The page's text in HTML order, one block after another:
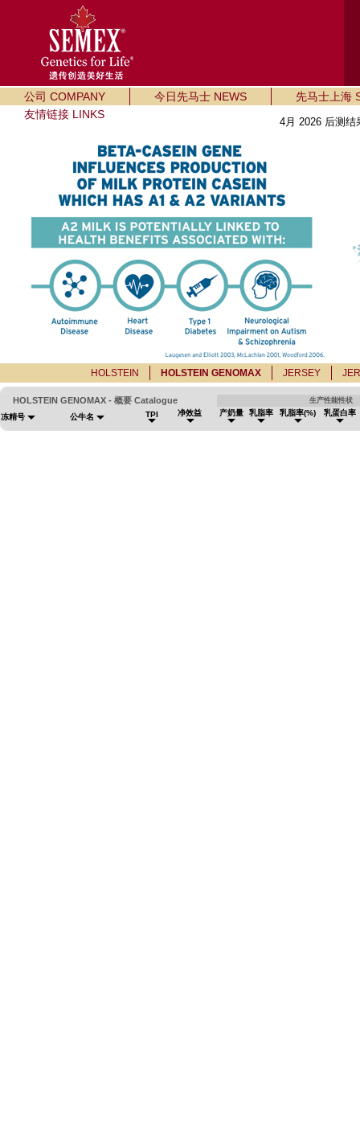
公司 COMPANY 今日先马士 NEWS
先马士上海
友情链接 LINKS
4月 2026 后测
HOLSTEIN HOLSTEIN GENOMAX JERSEY
HOLSTEIN GENOMAX - 概要 Catalogue 生产性能性状
冻精号 公牛名 TPI 净效益 产奶量 乳脂率 乳脂率(%) 乳蛋白率